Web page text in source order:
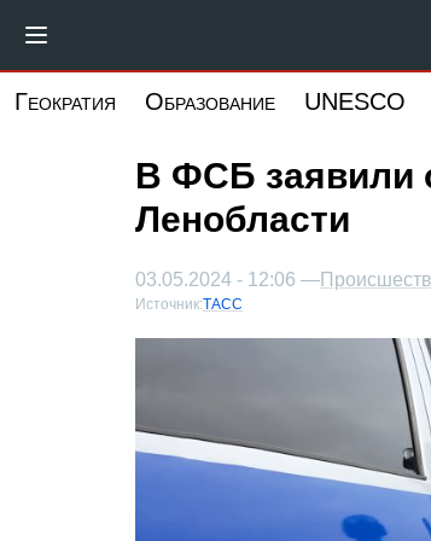
основному
Геократия Образование UNESCO
В ФСБ заявили
Ленобласти
03.05.2024 - 12:06 —
Источник:ТАСС